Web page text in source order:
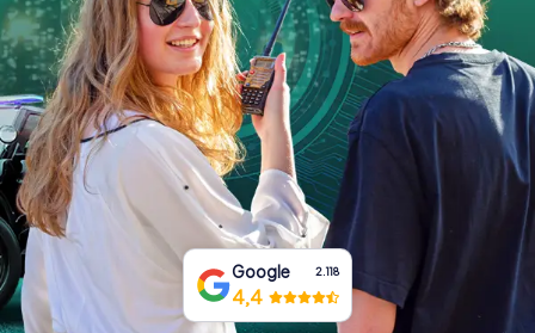
IT
NL
Boek tickets
Koop cadeaubonnen
Google 2.118
4,4